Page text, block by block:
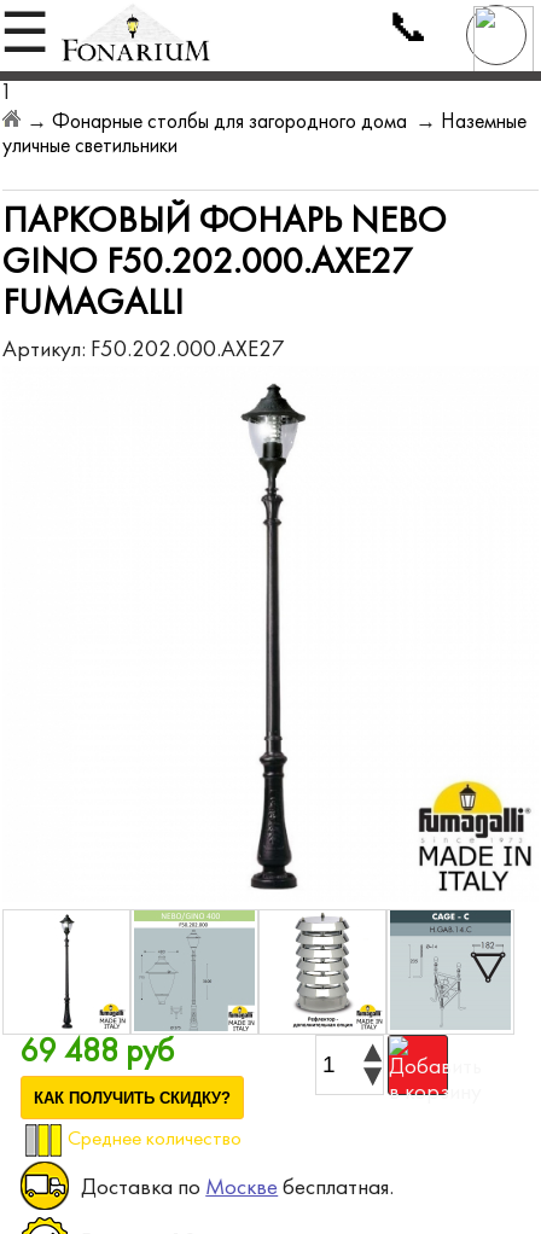
☰ 📞
1
→Фонарные столбы для загородного дома → Наземные
уличные светильники
ПАРКОВЫЙ ФОНАРЬ NEBO
GINO F50.202.000.AXE27
FUMAGALLI
Артикул: F50.202.000.AXE27
69 488 руб
КАК ПОЛУЧИТЬ СКИДКУ?
Среднее количество
Доставка по Москве бесплатная.